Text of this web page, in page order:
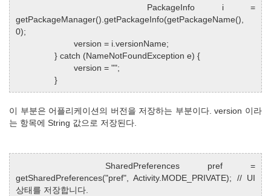
PackageInfo i =
getPackageManager().getPackageInfo(getPackageName(),
0);
version = i.versionName;
} catch (NameNotFoundException e) {
version = "";
}
이 부분은 어플리케이션의 버전을 저장하는 부분이다. version 이라
는 항목에 String 값으로 저장된다.
SharedPreferences pref =
getSharedPreferences("pref", Activity.MODE_PRIVATE); // UI
상태를 저장합니다.